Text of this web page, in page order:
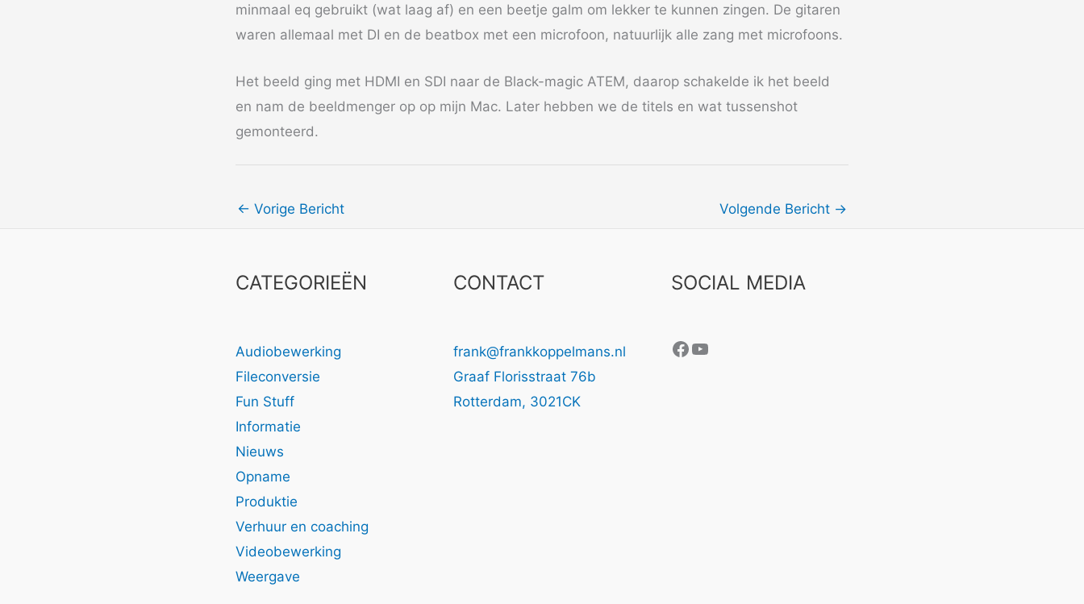
minmaal eq gebruikt (wat laag af) en een beetje galm om lekker te kunnen zingen. De gitaren
waren allemaal met DI en de beatbox met een microfoon, natuurlijk alle zang met microfoons.
Het beeld ging met HDMI en SDI naar de Black-magic ATEM, daarop schakelde ik het beeld
en nam de beeldmenger op op mijn Mac. Later hebben we de titels en wat tussenshot
gemonteerd.
← Vorige Bericht Volgende Bericht →
CATEGORIEËN
Audiobewerking
Fileconversie
Fun Stuff
Informatie
Nieuws
Opname
Produktie
Verhuur en coaching
Videobewerking
Weergave
CONTACT
frank@frankkoppelmans.nl
Graaf Florisstraat 76b
Rotterdam, 3021CK
SOCIAL MEDIA
Facebook
YouTube